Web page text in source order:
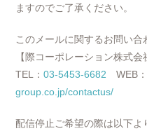
ますのでご了承ください。
このメールに関するお問い合
【際コーポレーション株式
TEL：03-5453-6682 WEB：
group.co.jp/contactus/
配信停止ご希望の際は以下よ